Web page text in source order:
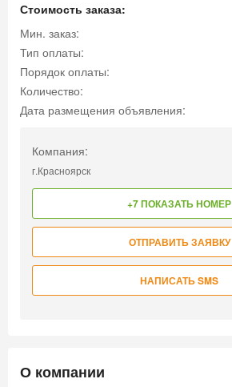
Стоимость заказа:
Мин. заказ:
Тип оплаты:
Порядок оплаты:
Количество:
Дата размещения объявления:
Компания:
г.Красноярск
+7 ПОКАЗАТЬ НОМЕР
ОТПРАВИТЬ ЗАЯВКУ
НАПИСАТЬ SMS
О компании